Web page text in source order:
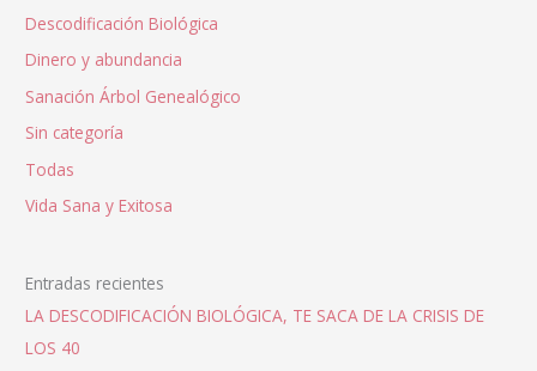
Descodificación Biológica
Dinero y abundancia
Sanación Árbol Genealógico
Sin categoría
Todas
Vida Sana y Exitosa
Entradas recientes
LA DESCODIFICACIÓN BIOLÓGICA, TE SACA DE LA CRISIS DE
LOS 40